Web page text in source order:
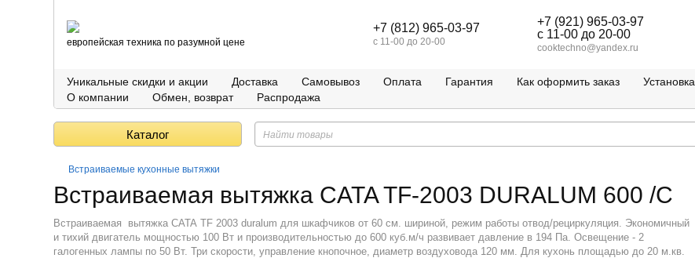
европейская техника по разумной цене
+7 (812) 965-03-97
c 11-00 до 20-00
+7 (921) 965-03-97
c 11-00 до 20-00
cooktechno@yandex.ru
Уникальные скидки и акции Доставка Самовывоз Оплата Гарантия Как оформить заказ Установка
О компании
Обмен, возврат Распродажа
Каталог
Встраиваемые кухонные вытяжки
Встраиваемая вытяжка CATA TF-2003 DURALUM 600 /C
Встраиваемая вытяжка CATA TF 2003 duralum для шкафчиков от 60 см. шириной, режим работы отвод/рециркуляция. Экономичный
и тихий двигатель мощностью 100 Вт и производительностью до 600 куб.м/ч развивает давление в 194 Па. Освещение - 2
галогенных лампы по 50 Вт. Три скорости, управление кнопочное, диаметр воздуховода 120 мм. Для кухонь площадью до 20 м.кв.